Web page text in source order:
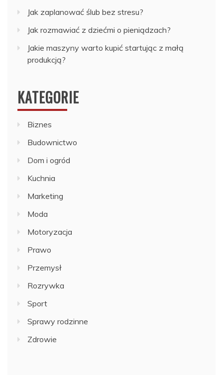
Jak zaplanować ślub bez stresu?
Jak rozmawiać z dziećmi o pieniądzach?
Jakie maszyny warto kupić startując z małą
produkcją?
KATEGORIE
Biznes
Budownictwo
Dom i ogród
Kuchnia
Marketing
Moda
Motoryzacja
Prawo
Przemysł
Rozrywka
Sport
Sprawy rodzinne
Zdrowie